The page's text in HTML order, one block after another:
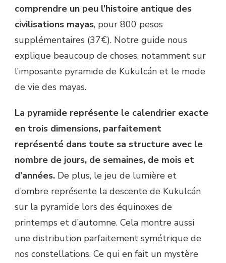
comprendre un peu l’histoire antique des
civilisations mayas, pour 800 pesos
supplémentaires (37€). Notre guide nous
explique beaucoup de choses, notamment sur
l’imposante pyramide de Kukulcán et le mode
de vie des mayas.
La pyramide représente le calendrier exacte
en trois dimensions, parfaitement
représenté dans toute sa structure avec le
nombre de jours, de semaines, de mois et
d’années. De plus, le jeu de lumière et
d’ombre représente la descente de Kukulcán
sur la pyramide lors des équinoxes de
printemps et d’automne. Cela montre aussi
une distribution parfaitement symétrique de
nos constellations. Ce qui en fait un mystère